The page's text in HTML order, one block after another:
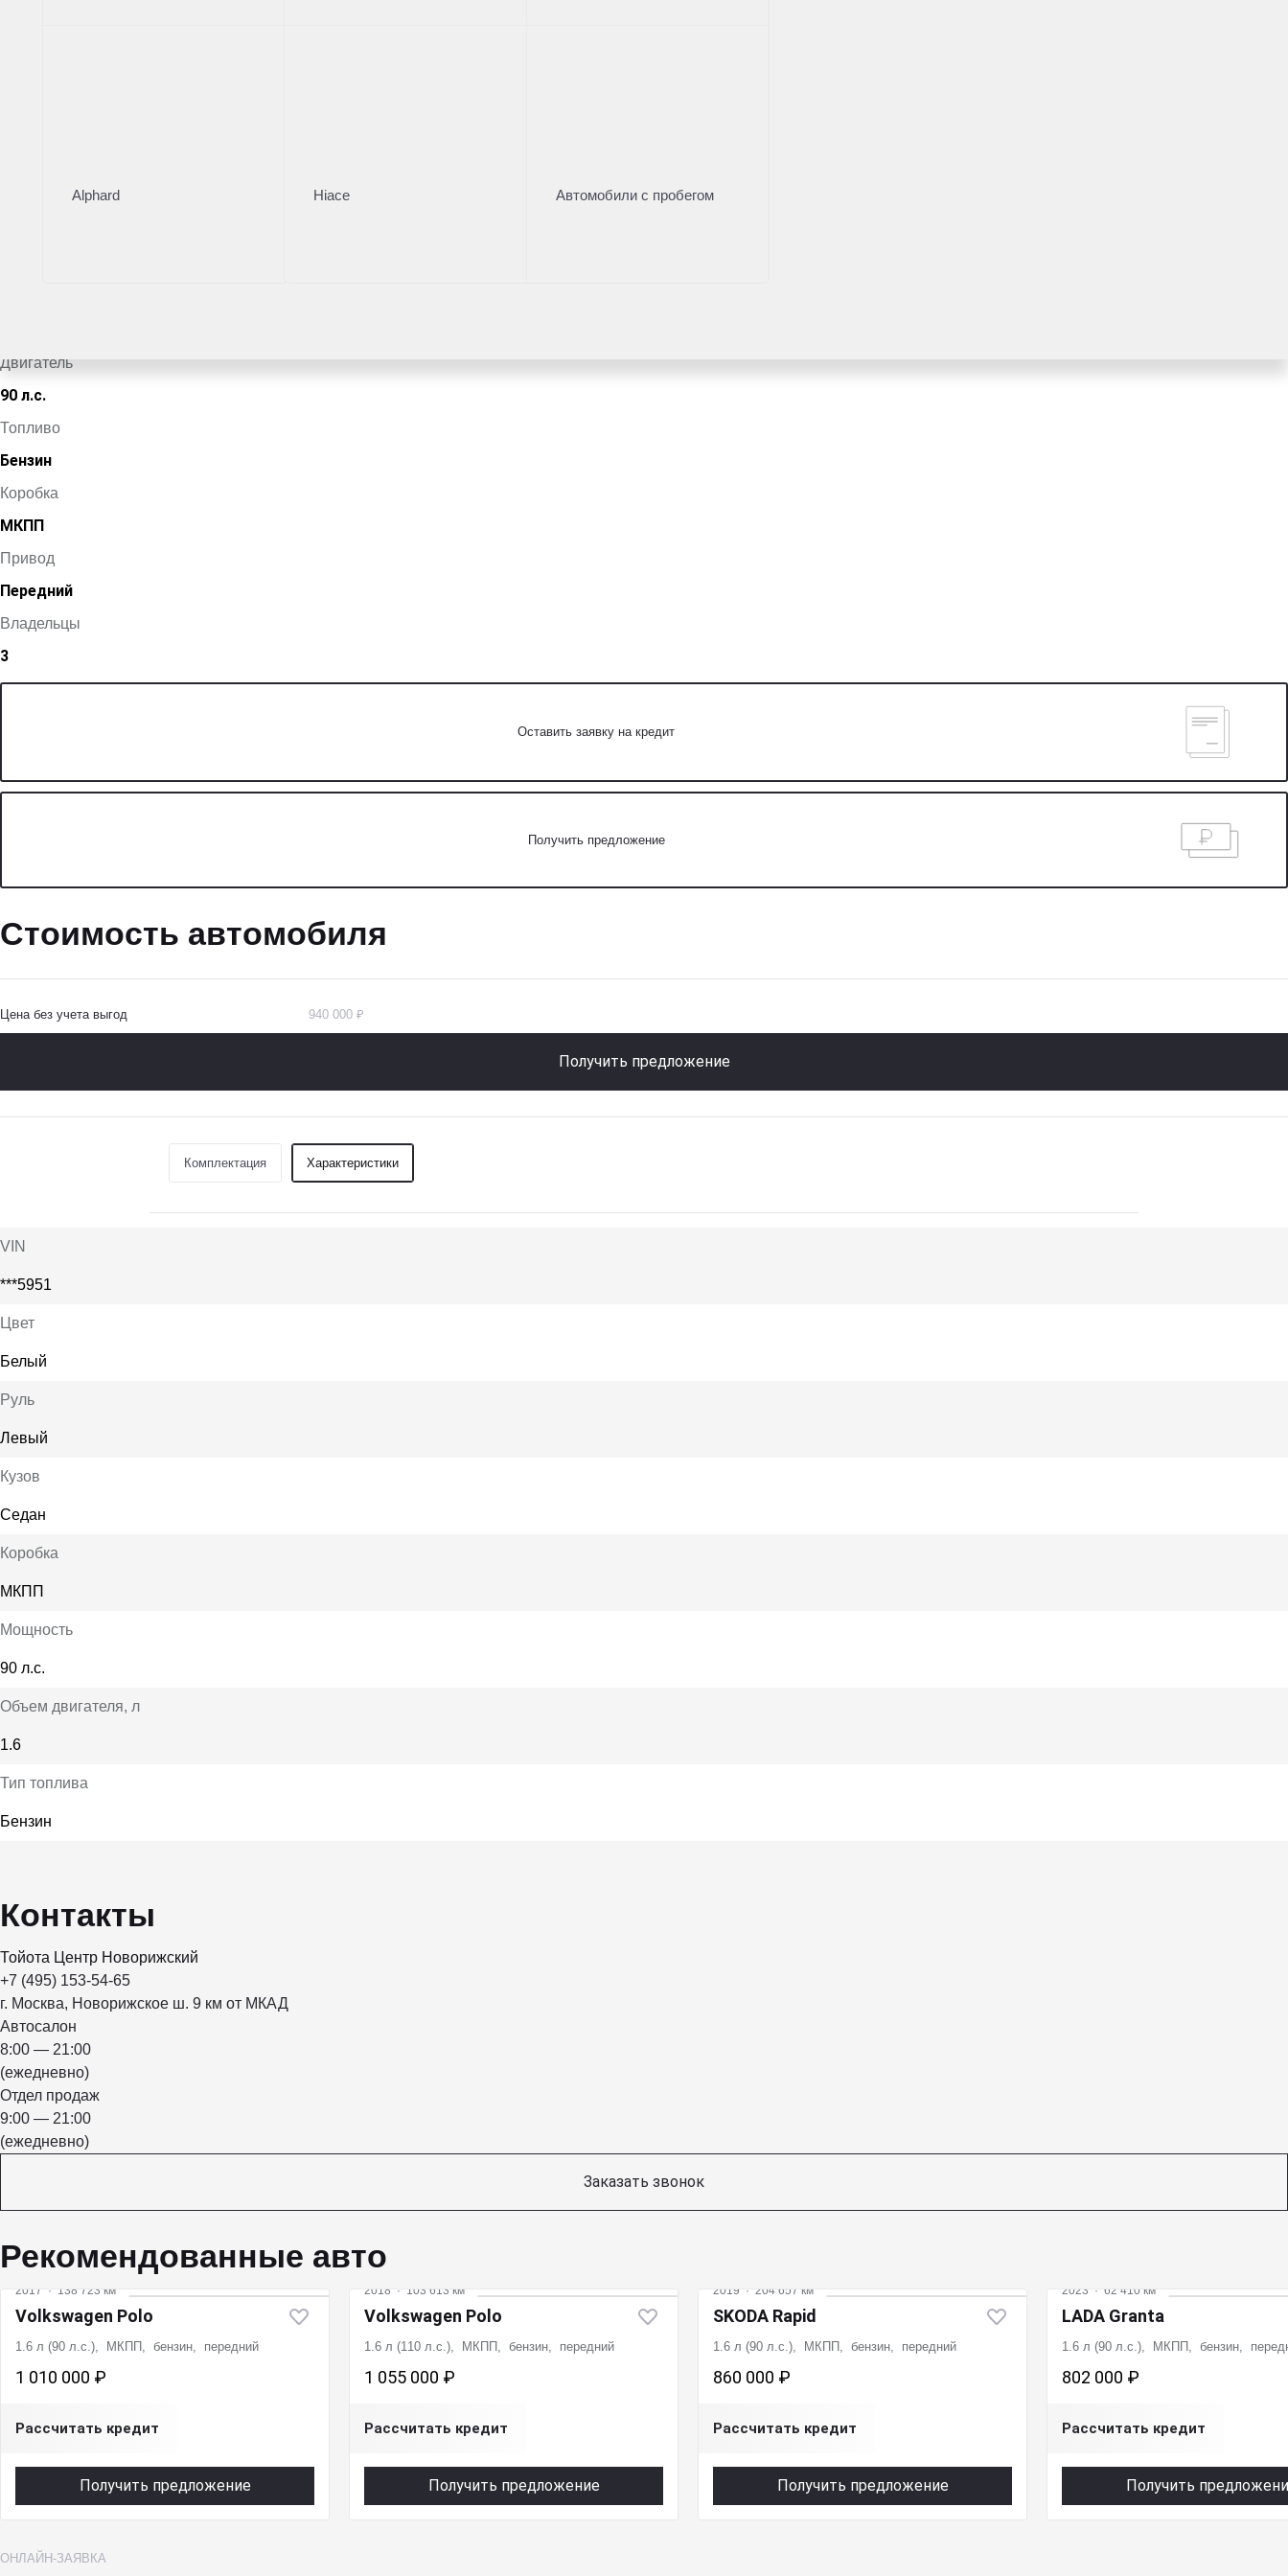
Alphard Hiace Автомобили с пробегом
Белый
Двигатель
90 л.с.
Топливо
Бензин
Коробка
МКПП
Привод
Передний
Владельцы
3
Оставить заявку на кредит
Получить предложение
Стоимость автомобиля
Цена без учета выгод 940 000 ₽
Получить предложение
Комплектация Характеристики
VIN
***5951
Цвет
Белый
Руль
Левый
Кузов
Седан
Коробка
МКПП
Мощность
90 л.с.
Объем двигателя, л
1.6
Тип топлива
Бензин
Контакты
Тойота Центр Новорижский
+7 (495) 153-54-65
г. Москва, Новорижское ш. 9 км от МКАД
Автосалон
8:00 — 21:00
(ежедневно)
Отдел продаж
9:00 — 21:00
(ежедневно)
Заказать звонок
Рекомендованные авто
2017 · 138 723 км
Volkswagen Polo
1.6 л (90 л.с.), МКПП, бензин, передний
1 010 000 ₽
Рассчитать кредит
Получить предложение
2018 · 103 613 км
Volkswagen Polo
1.6 л (110 л.с.), МКПП, бензин, передний
1 055 000 ₽
Рассчитать кредит
Получить предложение
2019 · 204 657 км
SKODA Rapid
1.6 л (90 л.с.), МКПП, бензин, передний
860 000 ₽
Рассчитать кредит
Получить предложение
2023 · 62 410 км
LADA Granta
1.6 л (90 л.с.), МКПП, бензин,
802 000 ₽
Рассчитать кредит
Получить
ОНЛАЙН-ЗАЯВКА